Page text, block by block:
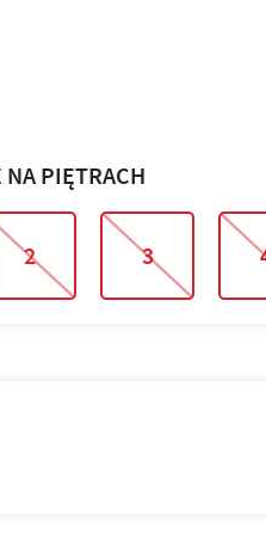
PIĘTRACH
2 3